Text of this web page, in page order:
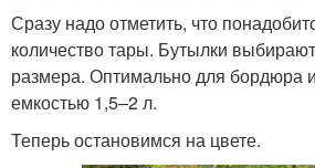
Сразу надо отметить, что
количество тары. Бутылки
размера. Оптимально для бордюра
емкостью 1,5–2 л.
Теперь остановимся на цвете.